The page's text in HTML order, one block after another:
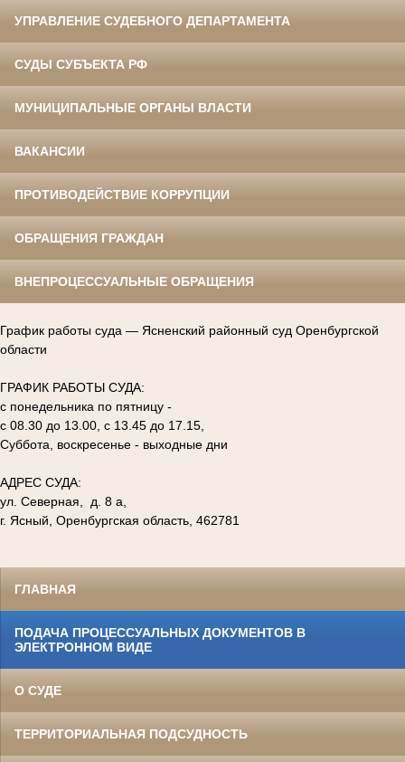
УПРАВЛЕНИЕ СУДЕБНОГО ДЕПАРТАМЕНТА
СУДЫ СУБЪЕКТА РФ
МУНИЦИПАЛЬНЫЕ ОРГАНЫ ВЛАСТИ
ВАКАНСИИ
ПРОТИВОДЕЙСТВИЕ КОРРУПЦИИ
ОБРАЩЕНИЯ ГРАЖДАН
ВНЕПРОЦЕССУАЛЬНЫЕ ОБРАЩЕНИЯ
График работы суда — Ясненский районный суд Оренбургской
области
ГРАФИК РАБОТЫ СУДА:
с понедельника по пятницу -
с 08.30 до 13.00, с 13.45 до 17.15,
Суббота, воскресенье - выходные дни
АДРЕС СУДА:
ул. Северная, д. 8 а,
г. Ясный, Оренбургская область, 462781
ГЛАВНАЯ
ПОДАЧА ПРОЦЕССУАЛЬНЫХ ДОКУМЕНТОВ В
ЭЛЕКТРОННОМ ВИДЕ
О СУДЕ
ТЕРРИТОРИАЛЬНАЯ ПОДСУДНОСТЬ